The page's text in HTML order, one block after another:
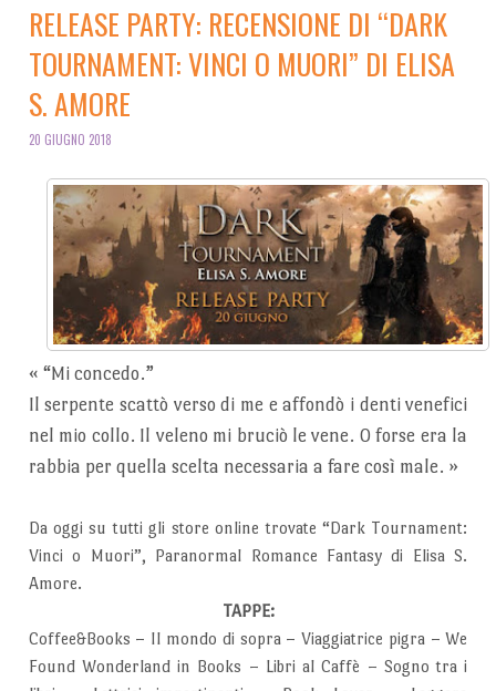
RELEASE PARTY: RECENSIONE DI “DARK
TOURNAMENT: VINCI O MUORI” DI ELISA
S. AMORE
20 GIUGNO 2018
« “Mi concedo.”
Il serpente scattò verso di me e affondò i denti venefici
nel mio collo. Il veleno mi bruciò le vene. O forse era la
rabbia per quella scelta necessaria a fare così male. »
Da oggi su tutti gli store online trovate “Dark Tournament:
Vinci o Muori”, Paranormal Romance Fantasy di Elisa S.
Amore.
TAPPE:
Coffee&Books – Il mondo di sopra – Viaggiatrice pigra – We
Found Wonderland in Books – Libri al Caffè – Sogno tra i